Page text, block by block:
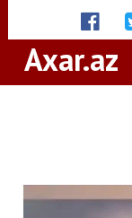
Axar.az